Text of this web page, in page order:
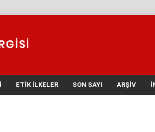
ETIK İLKELER SON SAYI ARŞIV